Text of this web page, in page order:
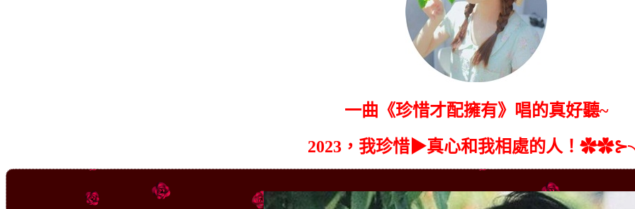
一曲《珍惜才配擁有》唱的真好聽~
2023，我珍惜▶真心和我相處的人！